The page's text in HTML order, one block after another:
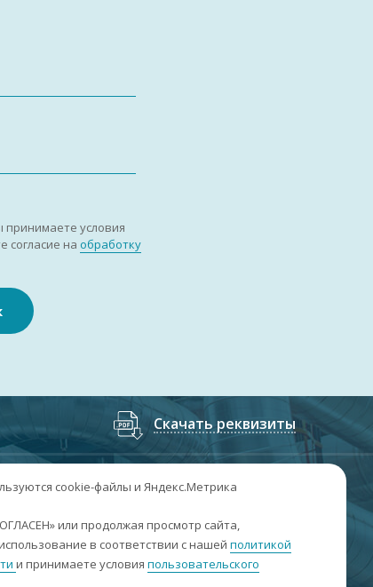
принимаете условия
согласие на обработку
Скачать реквизиты
) 50-60-74;+7 (3852) 50-60-73
пр. Ленина, 158А, Н1/204
выходные
cookie-файлы и Яндекс.Метрика
или продолжая просмотр сайта,
в соответствии с нашей политикой
и принимаете условия пользовательского